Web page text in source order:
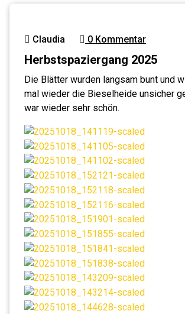
Claudia 0 Kommentar
Herbstspaziergang 2025
Die Blätter wurden langsam bunt und
mal wieder die Bieselheide unsicher
war wieder sehr schön.